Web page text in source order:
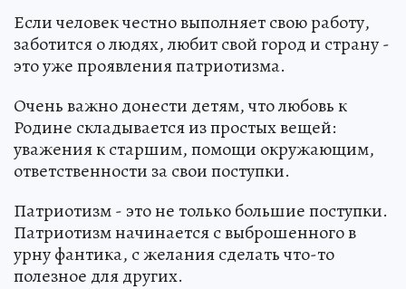
Если человек честно выполняет свою работу,
заботится о людях, любит свой город и страну -
это уже проявления патриотизма.
Очень важно донести детям, что любовь к
Родине складывается из простых вещей:
уважения к старшим, помощи окружающим,
ответственности за свои поступки.
Патриотизм - это не только большие поступки.
Патриотизм начинается с выброшенного в
урну фантика, с желания сделать что-то
полезное для других.